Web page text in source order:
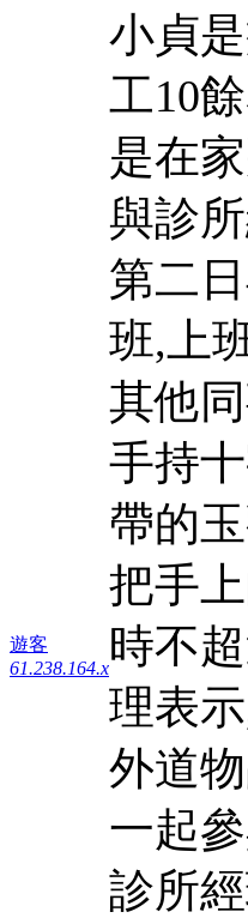
遊客
61.238.164.x
小貞
工10
是在
與診
第二
班,上
其他
手持
帶的
把手
時不
理表
外道
一起
診所